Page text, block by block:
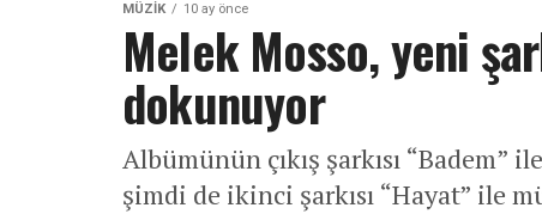
MÜZIK 10 ay önce
Melek Mosso, yeni
dokunuyor
Albümünün çıkış şarkısı
şimdi de ikinci şarkısı “Hayat” ile